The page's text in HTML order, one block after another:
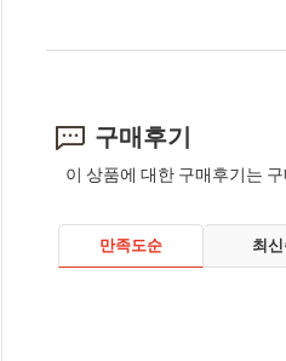
구매후기
이 상품에 대한 구매후기는
만족도순 최